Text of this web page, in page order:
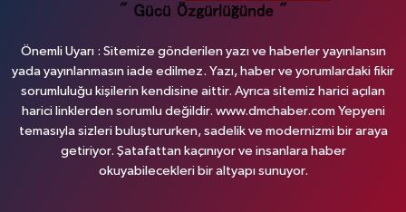
Önemli Uyarı : Sitemize gönderilen yazı ve haberler yayınlansın
yada yayınlanmasın iade edilmez. Yazı, haber ve yorumlardaki fikir
sorumluluğu kişilerin kendisine aittir. Ayrıca sitemiz harici açılan
harici linklerden sorumlu değildir. www.dmchaber.com Yepyeni
temasıyla sizleri buluştururken, sadelik ve modernizmi bir araya
getiriyor. Şatafattan kaçınıyor ve insanlara haber
okuyabilecekleri bir altyapı sunuyor.